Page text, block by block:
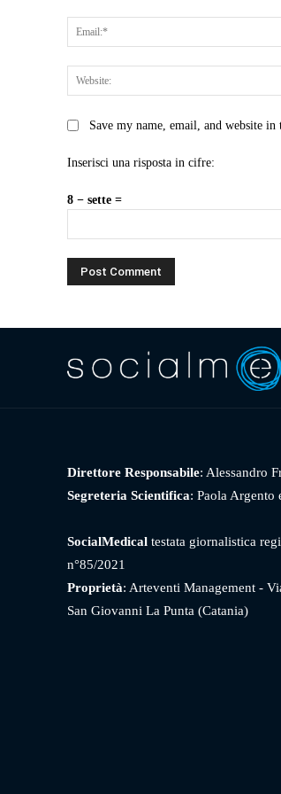
Save my name, email, and website
Inserisci una risposta in cifre:
8 − sette =
Direttore Responsabile: Alessandro
Segreteria Scientifica: Paola Argento
SocialMedical testata giornalistica
n°85/2021
Proprietà: Arteventi Management -
San Giovanni La Punta (Catania)